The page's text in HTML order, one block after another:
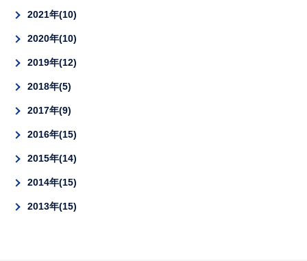
2021年 10
2020年 10
2019年 12
2018年 5
2017年 9
2016年 15
2015年 14
2014年 15
2013年 15